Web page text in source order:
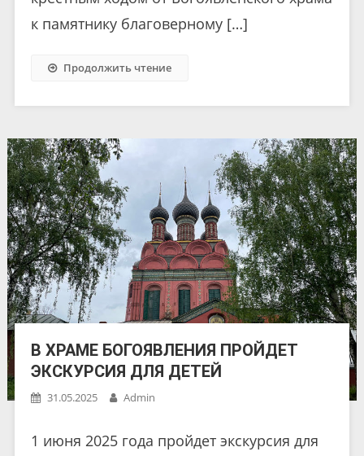
к памятнику благоверному […]
Продолжить чтение
В ХРАМЕ БОГОЯВЛЕНИЯ ПРОЙДЕТ
ЭКСКУРСИЯ ДЛЯ ДЕТЕЙ
31.05.2025 Admin
1 июня 2025 года пройдет экскурсия для